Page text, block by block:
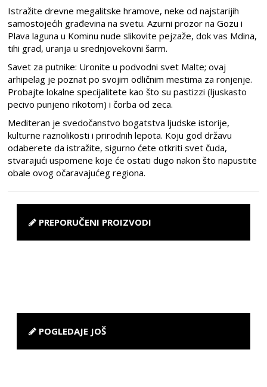
Istražite drevne megalitske hramove, neke od najstarijih
samostojećih građevina na svetu. Azurni prozor na Gozu i
Plava laguna u Kominu nude slikovite pejzaže, dok vas Mdina,
tihi grad, uranja u srednjovekovni šarm.
Savet za putnike: Uronite u podvodni svet Malte; ovaj
arhipelag je poznat po svojim odličnim mestima za ronjenje.
Probajte lokalne specijalitete kao što su pastizzi (ljuskasto
pecivo punjeno rikotom) i čorba od zeca.
Mediteran je svedočanstvo bogatstva ljudske istorije,
kulturne raznolikosti i prirodnih lepota. Koju god državu
odaberete da istražite, sigurno ćete otkriti svet čuda,
stvarajući uspomene koje će ostati dugo nakon što napustite
obale ovog očaravajućeg regiona.
PREPORUČENI PROIZVODI
POGLEDAJE JOŠ